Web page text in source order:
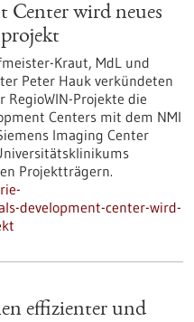
Center wird neues
Kraut, MdL und
Peter Hauk verkündeten
Projekte die
Centers mit dem NMI
Imaging Center
Projektträgern.
development-center-wird-
effizienter und